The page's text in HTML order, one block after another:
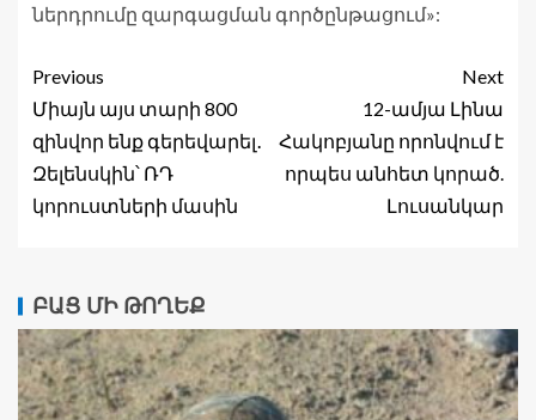
ներդրումը զարգացման գործընթացում»:
Previous
Միայն այս տարի 800
զինվոր ենք գերեվարել․
Զելենսկին՝ ՌԴ
կորուստների մասին
Next
12-ամյա Լինա
Հակոբյանը որոնվում է
որպես անհետ կորած.
Լուսանկար
ԲԱՑ ՄԻ ԹՈՂԵՔ